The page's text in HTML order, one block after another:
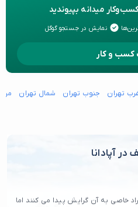
میدانه بپیوندید
نمایش در جستجو گوگل
کسب و کار
تهران جنوب تهران شمال تهران
در آپادانا
خاصی به آن گرایش پیدا می کنند اما